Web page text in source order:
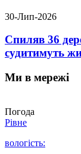
30-Лип-2026
Спиляв 36
судитимуть
Ми в мережі
Погода
Рівне
вологість: